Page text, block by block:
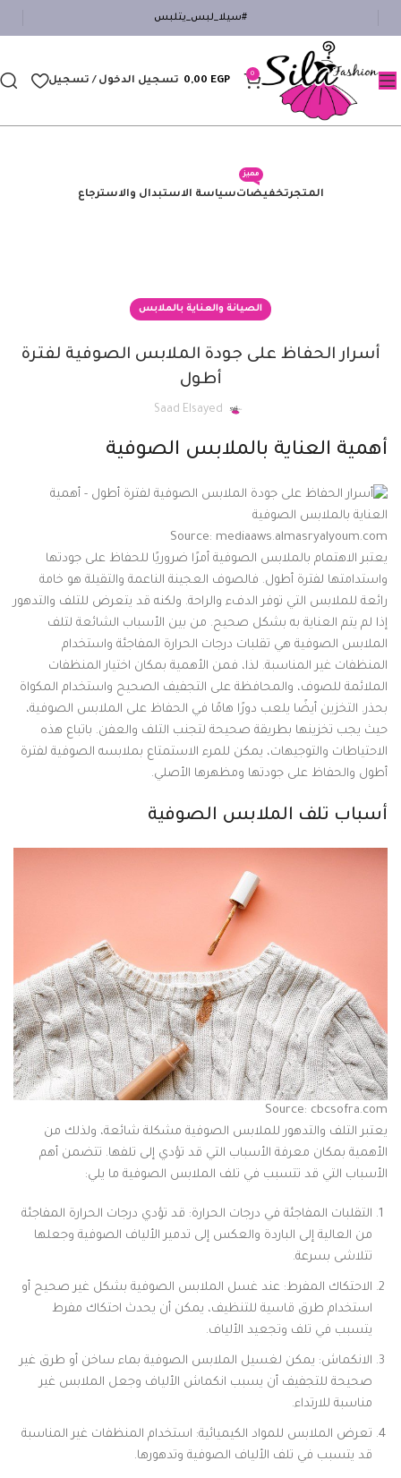
#سيلا_لبس_يتلبس
0
0,00 EGP تسجيل الدخول / تسجيل
المتجرتخفيضات
مميز
سياسة الاستبدال والاسترجاع
الصيانة والعناية بالملابس
أسرار الحفاظ على جودة الملابس الصوفية لفترة
أطول
Saad Elsayed
أهمية العناية بالملابس الصوفية
Source: mediaaws.almasryalyoum.com
يعتبر الاهتمام بالملابس الصوفية أمرًا ضروريًا للحفاظ على جودتها
واستدامتها لفترة أطول. فالصوف العجينة الناعمة والتقيلة هو خامة
رائعة للملابس التي توفر الدفء والراحة. ولكنه قد يتعرض للتلف والتدهور
إذا لم يتم العناية به بشكل صحيح. من بين الأسباب الشائعة لتلف
الملابس الصوفية هي تقلبات درجات الحرارة المفاجئة واستخدام
المنظفات غير المناسبة. لذا، فمن الأهمية بمكان اختيار المنظفات
الملائمة للصوف، والمحافظة على التجفيف الصحيح واستخدام المكواة
بحذر. التخزين أيضًا يلعب دورًا هامًا في الحفاظ على الملابس الصوفية،
حيث يجب تخزينها بطريقة صحيحة لتجنب التلف والعفن. باتباع هذه
الاحتياطات والتوجيهات، يمكن للمرء الاستمتاع بملابسه الصوفية لفترة
أطول والحفاظ على جودتها ومظهرها الأصلي.
أسباب تلف الملابس الصوفية
Source: cbcsofra.com
يعتبر التلف والتدهور للملابس الصوفية مشكلة شائعة، ولذلك من
الأهمية بمكان معرفة الأسباب التي قد تؤدي إلى تلفها. تتضمن أهم
الأسباب التي قد تتسبب في تلف الملابس الصوفية ما يلي:
التقلبات المفاجئة في درجات الحرارة: قد تؤدي درجات الحرارة المفاجئة
من العالية إلى الباردة والعكس إلى تدمير الألياف الصوفية وجعلها
تتلاشى بسرعة.
الاحتكاك المفرط: عند غسل الملابس الصوفية بشكل غير صحيح أو
استخدام طرق قاسية للتنظيف، يمكن أن يحدث احتكاك مفرط
يتسبب في تلف وتجعيد الألياف.
الانكماش: يمكن لغسيل الملابس الصوفية بماء ساخن أو طرق غير
صحيحة للتجفيف أن يسبب انكماش الألياف وجعل الملابس غير
مناسبة للارتداء.
تعرض الملابس للمواد الكيميائية: استخدام المنظفات غير المناسبة
قد يتسبب في تلف الألياف الصوفية وتدهورها.